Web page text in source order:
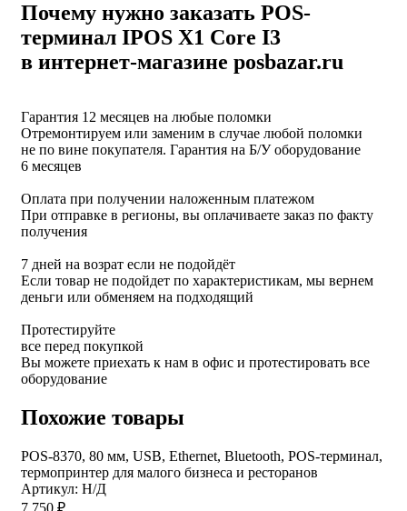
Почему нужно заказать POS-
терминал IPOS X1 Core I3
в интернет-магазине posbazar.ru
Гарантия 12 месяцев на любые поломки
Отремонтируем или заменим в случае любой поломки
не по вине покупателя. Гарантия на Б/У оборудование
6 месяцев
Оплата при получении наложенным платежом
При отправке в регионы, вы оплачиваете заказ по факту
получения
7 дней на возрат если не подойдёт
Если товар не подойдет по характеристикам, мы вернем
деньги или обменяем на подходящий
Протестируйте
все перед покупкой
Вы можете приехать к нам в офис и протестировать все
оборудование
Похожие товары
POS-8370, 80 мм, USB, Ethernet, Bluetooth, POS-терминал,
термопринтер для малого бизнеса и ресторанов
Артикул: Н/Д
7 750 ₽